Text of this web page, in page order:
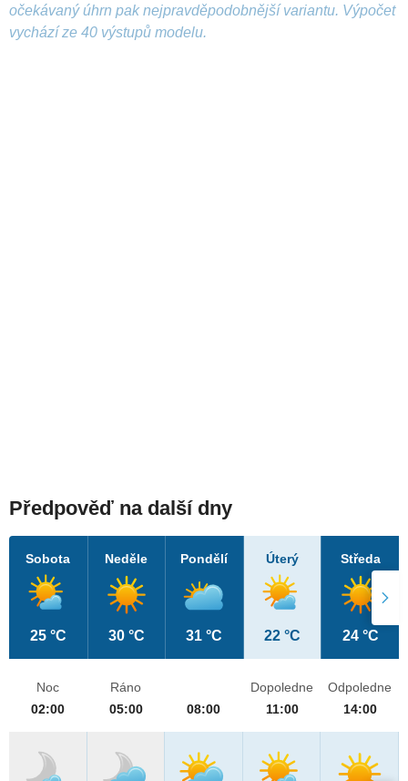
očekávaný úhrn pak nejpravděpodobnější variantu. Výpočet
vychází ze 40 výstupů modelu.
Předpověď na další dny
Sobota
25 °C
Neděle
30 °C
Pondělí
31 °C
Úterý
22 °C
Středa
24 °C
Noc
02:00
Ráno
05:00
08:00
Dopoledne
11:00
Odpoledne
14:00